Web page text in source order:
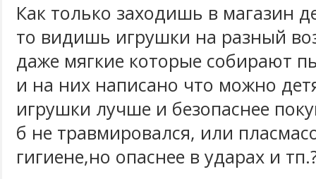
Как только заходишь в магазин
то видишь игрушки на разный
даже мягкие которые собирают
и на них написано что можно
игрушки лучше и безопаснее
б не травмировался, или
гигиене,но опаснее в ударах и